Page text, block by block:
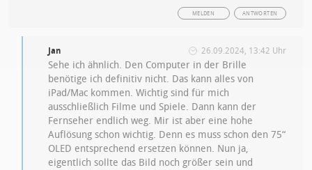
ANTWORTEN
MELDEN
Jan 26.09.2024, 13:42 Uhr
Sehe ich ähnlich. Den Computer in der Brille
benötige ich definitiv nicht. Das kann alles von
iPad/Mac kommen. Wichtig sind für mich
ausschließlich Filme und Spiele. Dann kann der
Fernseher endlich weg. Mir ist aber eine hohe
Auflösung schon wichtig. Denn es muss schon den 75“
OLED entsprechend ersetzen können. Nun ja,
eigentlich sollte das Bild noch größer sein und